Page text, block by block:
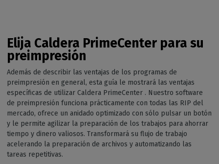
Elija Caldera PrimeCenter para su
preimpresión
Además de describir las ventajas de los programas de
preimpresión en general, esta guía le mostrará las ventajas
específicas de utilizar Caldera PrimeCenter . Nuestro software
de preimpresión funciona prácticamente con todas las RIP del
mercado, ofrece un anidado optimizado con sólo pulsar un botón
y le permite agilizar la preparación de los trabajos para ahorrar
tiempo y dinero valiosos. Transformará su flujo de trabajo
acelerando la preparación de archivos y automatizando las
tareas repetitivas.